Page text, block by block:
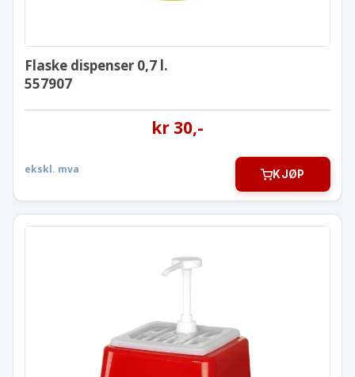
Flaske dispenser 0,7 l.
557907
kr 30,-
ekskl. mva KJØP